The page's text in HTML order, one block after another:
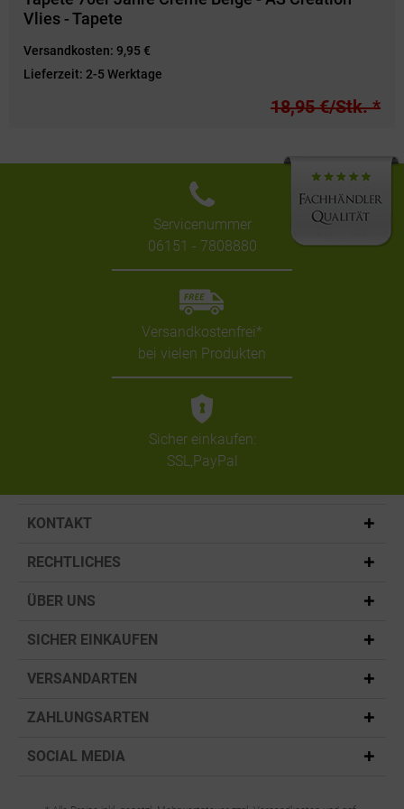
Vlies - Tapete
Versandkosten: 9,95 €
Lieferzeit: 2-5 Werktage
18,95 €/Stk. *
Servicenummer
06151 - 7808880
Versandkostenfrei*
bei vielen Produkten
Sicher einkaufen:
SSL,PayPal
KONTAKT
RECHTLICHES
ÜBER UNS
SICHER EINKAUFEN
VERSANDARTEN
ZAHLUNGSARTEN
SOCIAL MEDIA